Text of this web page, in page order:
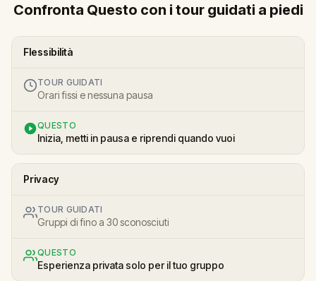
Confronta Questo con i tour guidati a piedi
Flessibilità
TOUR GUIDATI
Orari fissi e nessuna pausa
QUESTO
Inizia, metti in pausa e riprendi quando vuoi
Privacy
TOUR GUIDATI
Gruppi di fino a 30 sconosciuti
QUESTO
Esperienza privata solo per il tuo gruppo